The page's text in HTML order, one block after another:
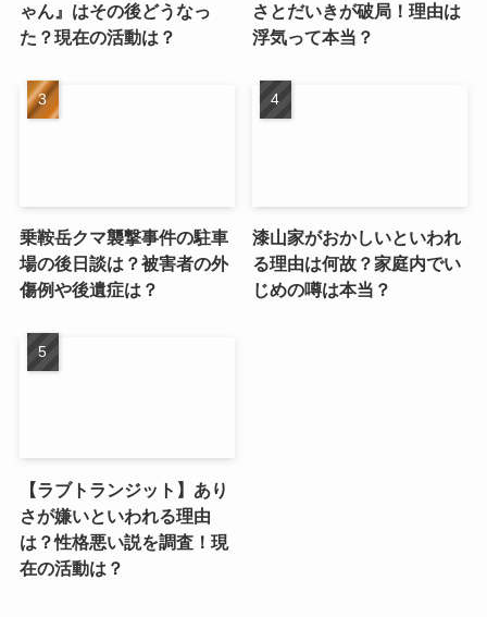
ゃん』はその後どうなっ
た？現在の活動は？
さとだいきが破局！理由は
浮気って本当？
乗鞍岳クマ襲撃事件の駐車
場の後日談は？被害者の外
傷例や後遺症は？
漆山家がおかしいといわれ
る理由は何故？家庭内でい
じめの噂は本当？
【ラブトランジット】あり
さが嫌いといわれる理由
は？性格悪い説を調査！現
在の活動は？